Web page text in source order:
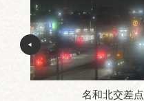
名和北交差点